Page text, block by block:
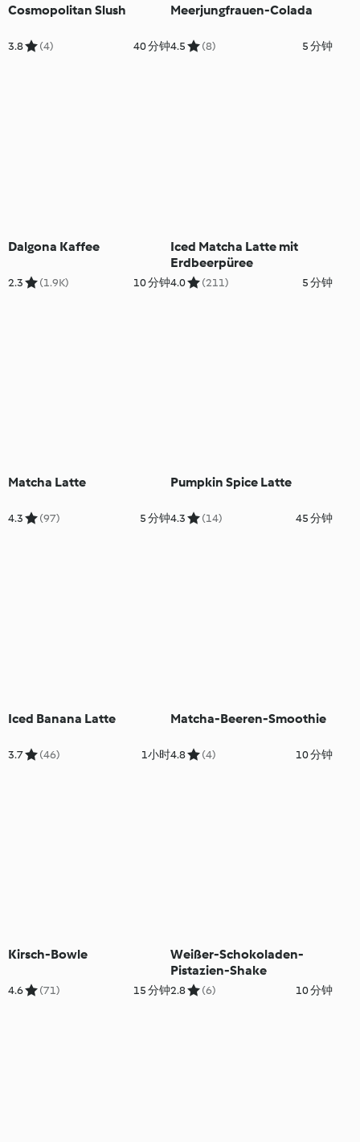
Cosmopolitan Slush
3.8 (4) 40 分钟
Meerjungfrauen-Colada
4.5 (8) 5 分钟
Dalgona Kaffee
2.3 (1.9K) 10 分钟
Iced Matcha Latte mit
Erdbeerpüree
4.0 (211) 5 分钟
Matcha Latte
4.3 (97) 5 分钟
Pumpkin Spice Latte
4.3 (14) 45 分钟
Iced Banana Latte
3.7 (46) 1小时
Matcha-Beeren-Smoothie
4.8 (4) 10 分钟
Kirsch-Bowle
4.6 (71) 15 分钟
Weißer-Schokoladen-
Pistazien-Shake
2.8 (6) 10 分钟